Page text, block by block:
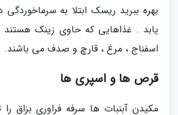
بهره ببرید ریسک ابتلا به
یابد . غذاهایی که حاوی زینک هستند
اسفناج ، مرغ ، قارچ و صدف می باشند.
قرص ها و اسپری ها
مکیدن آبنبات ها سرفه فراوری بزاق